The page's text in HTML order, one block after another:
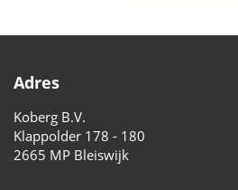
Adres
Koberg B.V.
Klappolder 178 - 180
2665 MP Bleiswijk